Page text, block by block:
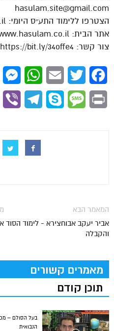
hasulam.site@gmail.com
הצטרפו ללימוד התע״ס היומי: https://dafhayomitaas.org.il
אתר הבית: https://www.hasulam.co.il
צור קשר: https://bit.ly/34offe4
Facebook
Twitter
Email
Print
Message
Skype
המאמר הבא
אביר יעקב אבוחצירא - לימוד הסוד
והקבלה
מאמרים קשורים
תוכן קודם
בעל הסולם –
הנבואית